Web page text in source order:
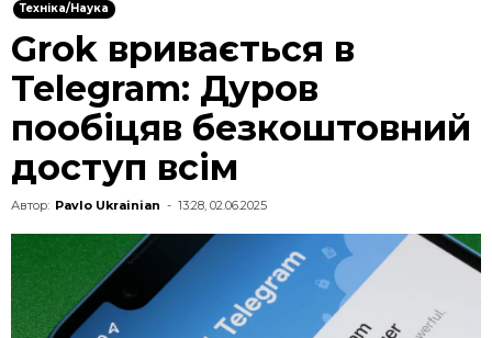
Техніка/Наука
Grok вривається в
Telegram: Дуров
пообіцяв безкоштовний
доступ всім
Автор: Pavlo Ukrainian - 13:28, 02.06.2025